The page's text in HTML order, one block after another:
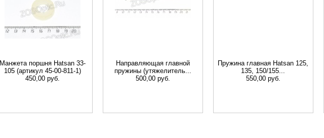
Манжета поршня Hatsan 33-
105 (артикул 45-00-811-1)
450,00 руб.
Направляющая главной
пружины (утяжелитель...
500,00 руб.
Пружина главная Hatsan 125,
135, 150/155...
550,00 руб.